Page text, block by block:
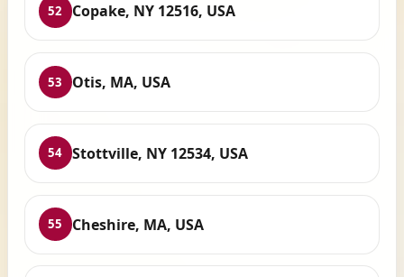
52 Copake, NY 12516, USA
53 Otis, MA, USA
54 Stottville, NY 12534, USA
55 Cheshire, MA, USA